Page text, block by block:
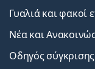
Γυαλιά και
Νέα και
Οδηγός